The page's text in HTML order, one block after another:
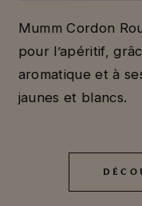
Mumm Cordon
pour l’apéritif,
aromatique et à
jaunes et blancs.